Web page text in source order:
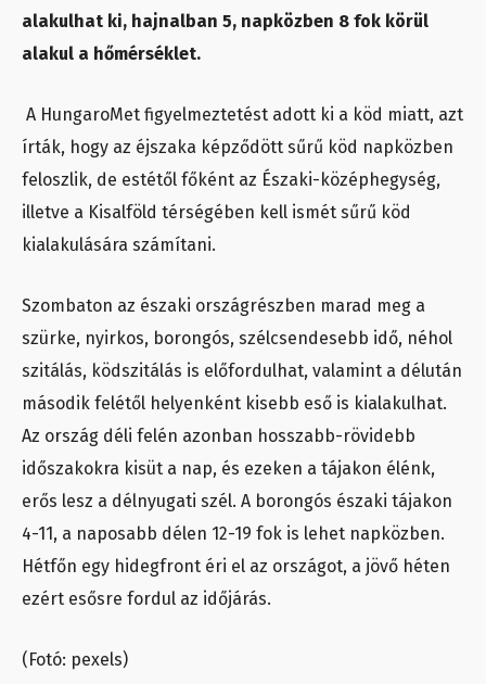
alakulhat ki, hajnalban 5, napközben 8 fok körül
alakul a hőmérséklet.
A HungaroMet figyelmeztetést adott ki a köd miatt, azt
írták, hogy az éjszaka képződött sűrű köd napközben
feloszlik, de estétől főként az Északi-középhegység,
illetve a Kisalföld térségében kell ismét sűrű köd
kialakulására számítani.
Szombaton az északi országrészben marad meg a
szürke, nyirkos, borongós, szélcsendesebb idő, néhol
szitálás, ködszitálás is előfordulhat, valamint a délután
második felétől helyenként kisebb eső is kialakulhat.
Az ország déli felén azonban hosszabb-rövidebb
időszakokra kisüt a nap, és ezeken a tájakon élénk,
erős lesz a délnyugati szél. A borongós északi tájakon
4-11, a naposabb délen 12-19 fok is lehet napközben.
Hétfőn egy hidegfront éri el az országot, a jövő héten
ezért esősre fordul az időjárás.
(Fotó: pexels)